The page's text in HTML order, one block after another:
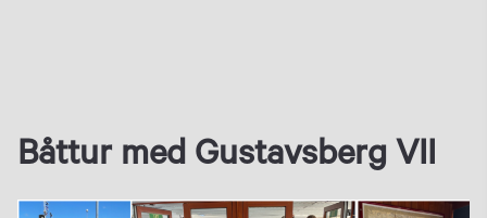
Båttur med Gustavsberg VII